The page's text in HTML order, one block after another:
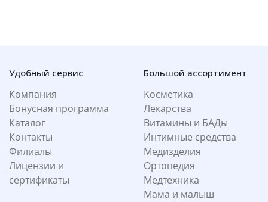
Удобный сервис
Компания
Бонусная программа
Каталог
Контакты
Филиалы
Лицензии и
сертификаты
Большой ассортимент
Косметика
Лекарства
Витамины и БАДы
Интимные средства
Медизделия
Ортопедия
Медтехника
Мама и малыш